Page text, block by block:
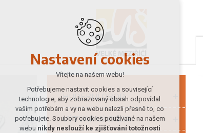
HUDEBNÍ OBOR
VÝTVARNÝ OBOR
Nastavení cookies
Vítejte na našem webu!
Potřebujeme nastavit cookies a související
technologie, aby zobrazovaný obsah odpovídal
vašim potřebám a vy na webu nalezli přesně to, co
potřebujete. Soubory cookies používané na našem
webu nikdy neslouží ke zjišťování totožnosti